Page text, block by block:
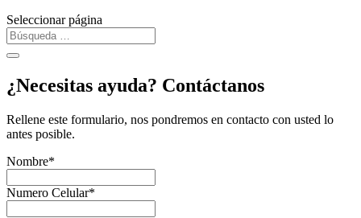
Seleccionar página
¿Necesitas ayuda? Contáctanos
Rellene este formulario, nos pondremos en contacto con usted lo
antes posible.
Nombre*
Numero Celular*